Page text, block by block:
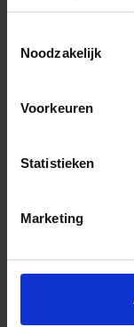
Noodzakelijk
Voorkeuren
Statistieken
Marketing